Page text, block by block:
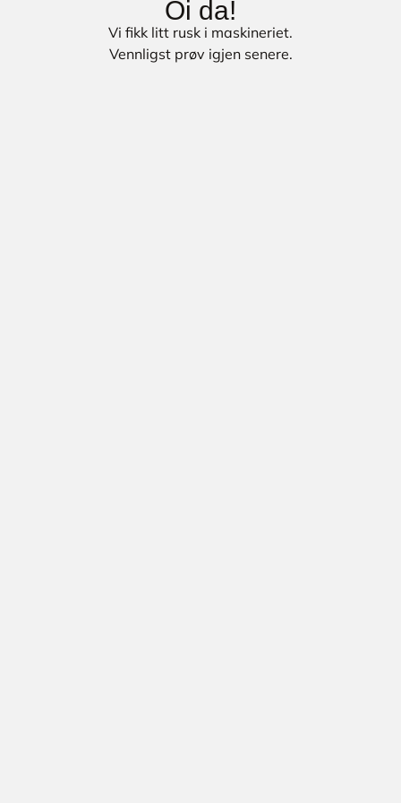
Oi da!
Vi fikk litt rusk i maskineriet.
Vennligst prøv igjen senere.